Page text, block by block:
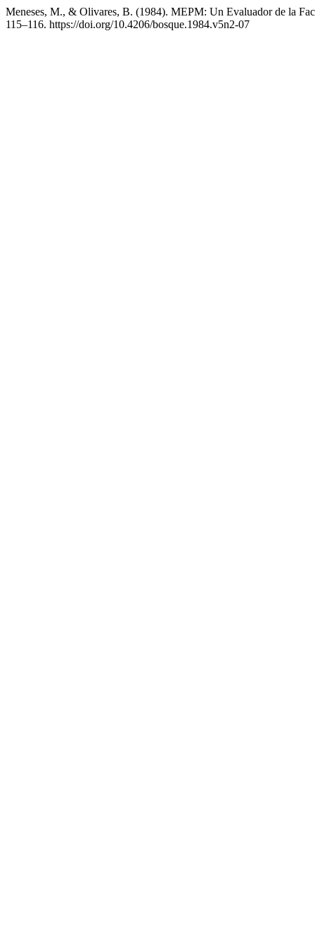
Meneses, M., & Olivares, B. (1984). MEPM: Un Evaluador de la
115–116. https://doi.org/10.4206/bosque.1984.v5n2-07